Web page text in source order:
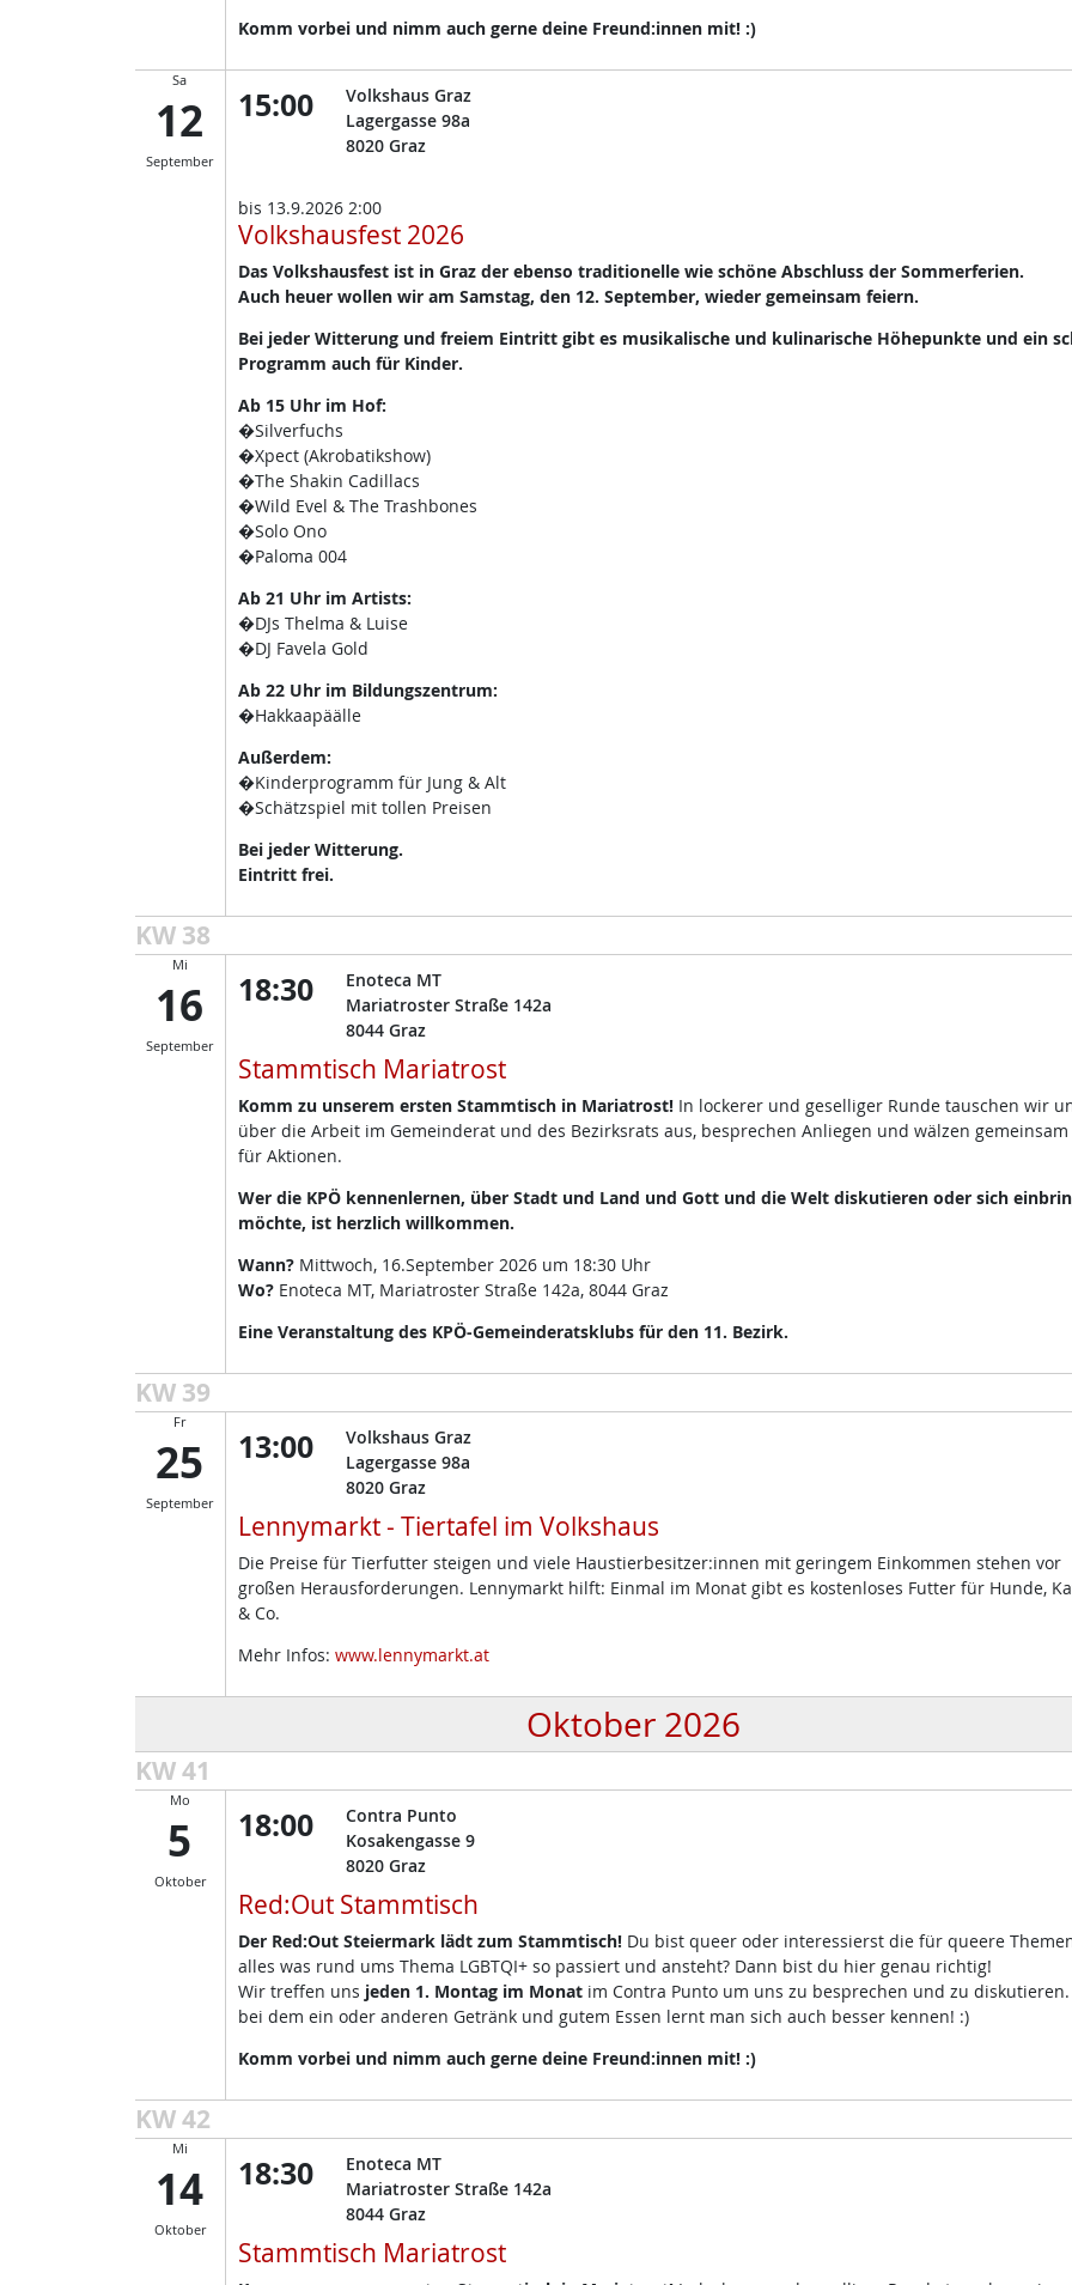
Komm vorbei und nimm auch gerne deine Freund:innen mit! :)
Sa
12
September
15:00
Volkshaus Graz
Lagergasse 98a
8020 Graz
bis 13.9.2026 2:00
Volkshausfest 2026
Das Volkshausfest ist in Graz der ebenso traditionelle wie schöne Abschluss der Sommerferien.
Auch heuer wollen wir am Samstag, den 12. September, wieder gemeinsam feiern.
Bei jeder Witterung und freiem Eintritt gibt es musikalische und kulinarische Höhepunkte und ein
Programm auch für Kinder.
Ab 15 Uhr im Hof:
�Silverfuchs
�Xpect (Akrobatikshow)
�The Shakin Cadillacs
�Wild Evel & The Trashbones
�Solo Ono
�Paloma 004
Ab 21 Uhr im Artists:
�DJs Thelma & Luise
�DJ Favela Gold
Ab 22 Uhr im Bildungszentrum:
�Hakkaapäälle
Außerdem:
�Kinderprogramm für Jung & Alt
�Schätzspiel mit tollen Preisen
Bei jeder Witterung.
Eintritt frei.
KW 38
Mi
16
September
18:30
Enoteca MT
Mariatroster Straße 142a
8044 Graz
Stammtisch Mariatrost
Komm zu unserem ersten Stammtisch in Mariatrost!In lockerer und geselliger Runde tauschen wir
über die Arbeit im Gemeinderat und des Bezirksrats aus, besprechen Anliegen und wälzen gemeinsam
für Aktionen.
Wer die KPÖ kennenlernen, über Stadt und Land und Gott und die Welt diskutieren oder sich
möchte, ist herzlich willkommen.
Wann?Mittwoch, 16.September 2026 um 18:30 Uhr
Wo?Enoteca MT, Mariatroster Straße 142a, 8044 Graz
Eine Veranstaltung des KPÖ-Gemeinderatsklubs für den 11. Bezirk.
KW 39
Fr
25
September
13:00
Volkshaus Graz
Lagergasse 98a
8020 Graz
Lennymarkt - Tiertafel im Volkshaus
Die Preise für Tierfutter steigen und viele Haustierbesitzer:innen mit geringem Einkommen stehen vor
großen Herausforderungen. Lennymarkt hilft: Einmal im Monat gibt es kostenloses Futter für Hunde,
& Co.
Mehr Infos: www.lennymarkt.at
Oktober 2026
KW 41
Mo
5
Oktober
18:00
Contra Punto
Kosakengasse 9
8020 Graz
Red:Out Stammtisch
Der Red:Out Steiermark lädt zum Stammtisch! Du bist queer oder interessierst die für queere
alles was rund ums Thema LGBTQI+ so passiert und ansteht? Dann bist du hier genau richtig!
Wir treffen uns jeden 1. Montag im Monatim Contra Punto um uns zu besprechen und zu
bei dem ein oder anderen Getränk und gutem Essen lernt man sich auch besser kennen! :)
Komm vorbei und nimm auch gerne deine Freund:innen mit! :)
KW 42
Mi
14
Oktober
18:30
Enoteca MT
Mariatroster Straße 142a
8044 Graz
Stammtisch Mariatrost